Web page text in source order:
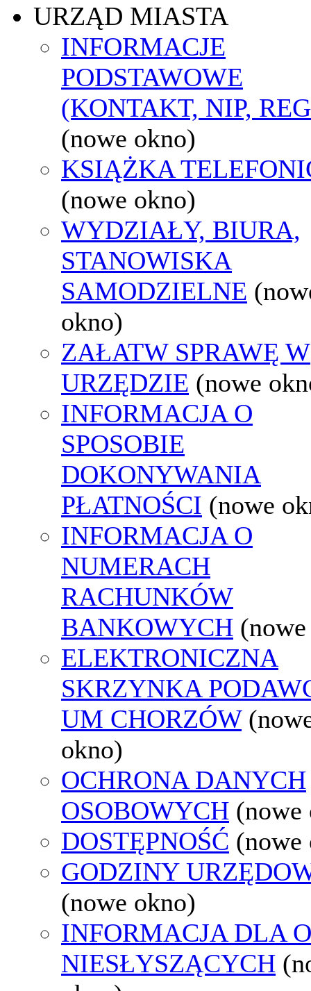
URZĄD MIASTA
INFORMACJE
PODSTAWOWE
(KONTAKT, NIP,
(nowe okno)
KSIĄŻKA
(nowe okno)
WYDZIAŁY, BIURA,
STANOWISKA
SAMODZIELNE
okno)
ZAŁATW SPRAWĘ W
URZĘDZIE (nowe
INFORMACJA O
SPOSOBIE
DOKONYWANIA
PŁATNOŚCI (nowe
INFORMACJA O
NUMERACH
RACHUNKÓW
BANKOWYCH
ELEKTRONICZNA
SKRZYNKA
UM CHORZÓW
okno)
OCHRONA DANYCH
OSOBOWYCH (nowe
DOSTĘPNOŚĆ (nowe
GODZINY
(nowe okno)
INFORMACJA DLA
NIESŁYSZĄCYCH